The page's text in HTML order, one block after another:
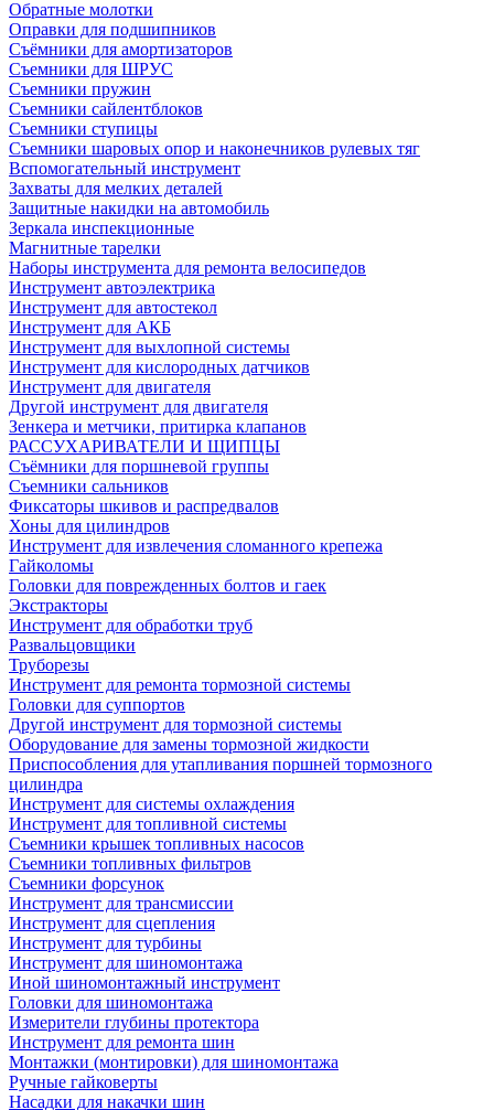
Обратные молотки
Оправки для подшипников
Съёмники для амортизаторов
Съемники для ШРУС
Съемники пружин
Съемники сайлентблоков
Съемники ступицы
Съемники шаровых опор и наконечников рулевых тяг
Вспомогательный инструмент
Захваты для мелких деталей
Защитные накидки на автомобиль
Зеркала инспекционные
Магнитные тарелки
Наборы инструмента для ремонта велосипедов
Инструмент автоэлектрика
Инструмент для автостекол
Инструмент для АКБ
Инструмент для выхлопной системы
Инструмент для кислородных датчиков
Инструмент для двигателя
Другой инструмент для двигателя
Зенкера и метчики, притирка клапанов
РАССУХАРИВАТЕЛИ И ЩИПЦЫ
Съёмники для поршневой группы
Съемники сальников
Фиксаторы шкивов и распредвалов
Хоны для цилиндров
Инструмент для извлечения сломанного крепежа
Гайколомы
Головки для поврежденных болтов и гаек
Экстракторы
Инструмент для обработки труб
Развальцовщики
Труборезы
Инструмент для ремонта тормозной системы
Головки для суппортов
Другой инструмент для тормозной системы
Оборудование для замены тормозной жидкости
Приспособления для утапливания поршней тормозного
цилиндра
Инструмент для системы охлаждения
Инструмент для топливной системы
Съемники крышек топливных насосов
Съемники топливных фильтров
Съемники форсунок
Инструмент для трансмиссии
Инструмент для сцепления
Инструмент для турбины
Инструмент для шиномонтажа
Иной шиномонтажный инструмент
Головки для шиномонтажа
Измерители глубины протектора
Инструмент для ремонта шин
Монтажки (монтировки) для шиномонтажа
Ручные гайковерты
Насадки для накачки шин